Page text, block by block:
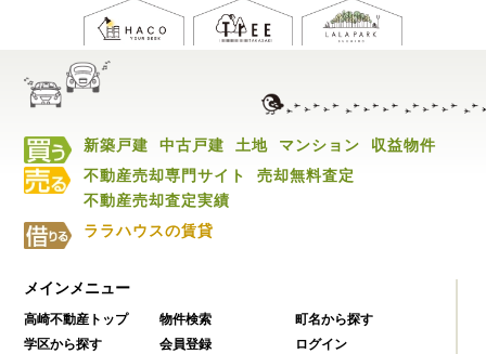
新築戸建 中古戸建 土地 マンション
収益物件
不動産売却専門サイト
売却無料査定
不動産売却査定実績
ララハウスの賃貸
メインメニュー
高崎不動産トップ 物件検索
町名から探す
学区から探す
会員登録
ログイン